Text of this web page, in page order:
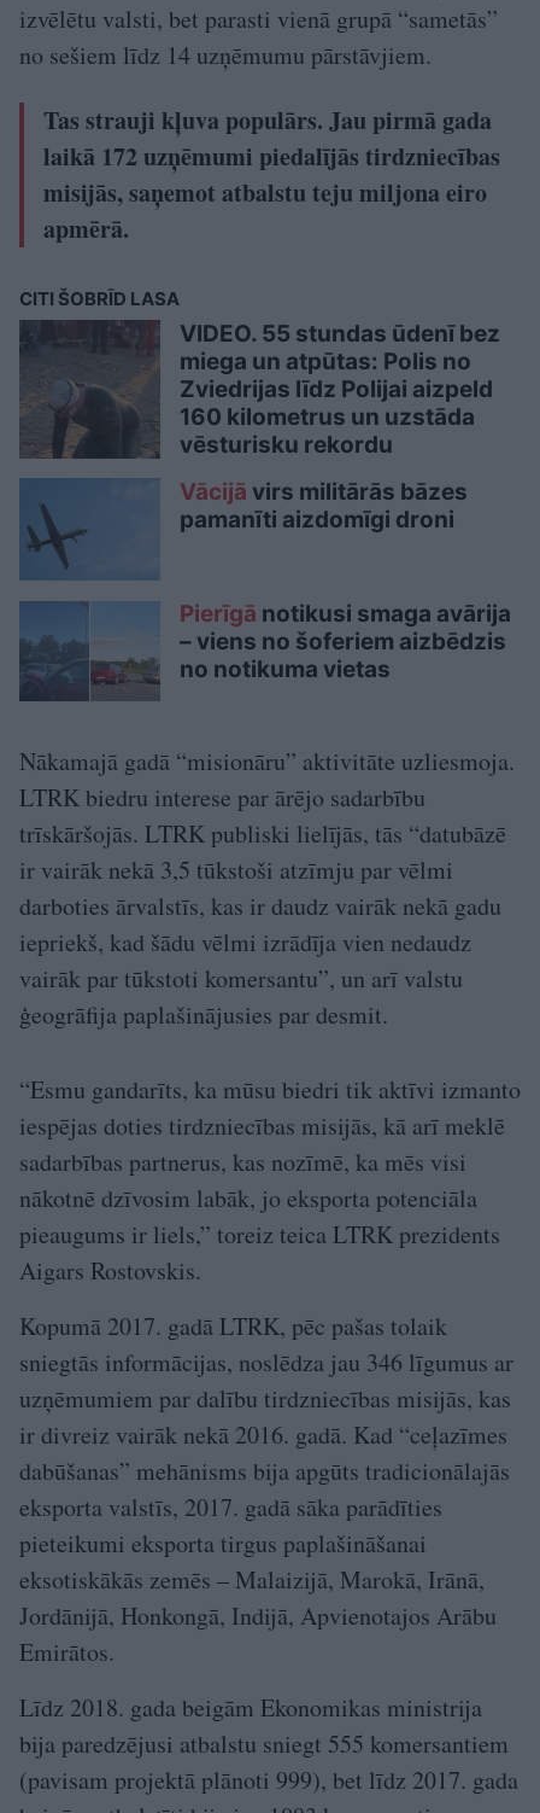
izvēlētu valsti, bet parasti vienā grupā “sametās”
no sešiem līdz 14 uzņēmumu pārstāvjiem.
Tas strauji kļuva populārs. Jau pirmā gada
laikā 172 uzņēmumi piedalījās tirdzniecības
misijās, saņemot atbalstu teju miljona eiro
apmērā.
CITI ŠOBRĪD LASA
VIDEO. 55 stundas ūdenī bez
miega un atpūtas: Polis no
Zviedrijas līdz Polijai aizpeld
160 kilometrus un uzstāda
vēsturisku rekordu
Vācijā virs militārās bāzes
pamanīti aizdomīgi droni
Pierīgā notikusi smaga avārija
– viens no šoferiem aizbēdzis
no notikuma vietas
Nākamajā gadā “misionāru” aktivitāte uzliesmoja.
LTRK biedru interese par ārējo sadarbību
trīskāršojās. LTRK publiski lielījās, tās “datubāzē
ir vairāk nekā 3,5 tūkstoši atzīmju par vēlmi
darboties ārvalstīs, kas ir daudz vairāk nekā gadu
iepriekš, kad šādu vēlmi izrādīja vien nedaudz
vairāk par tūkstoti komersantu”, un arī valstu
ģeogrāfija paplašinājusies par desmit.
“Esmu gandarīts, ka mūsu biedri tik aktīvi izmanto
iespējas doties tirdzniecības misijās, kā arī meklē
sadarbības partnerus, kas nozīmē, ka mēs visi
nākotnē dzīvosim labāk, jo eksporta potenciāla
pieaugums ir liels,” toreiz teica LTRK prezidents
Aigars Rostovskis.
Kopumā 2017. gadā LTRK, pēc pašas tolaik
sniegtās informācijas, noslēdza jau 346 līgumus ar
uzņēmumiem par dalību tirdzniecības misijās, kas
ir divreiz vairāk nekā 2016. gadā. Kad “ceļazīmes
dabūšanas” mehānisms bija apgūts tradicionālajās
eksporta valstīs, 2017. gadā sāka parādīties
pieteikumi eksporta tirgus paplašināšanai
eksotiskākās zemēs – Malaizijā, Marokā, Irānā,
Jordānijā, Honkongā, Indijā, Apvienotajos Arābu
Emirātos.
Līdz 2018. gada beigām Ekonomikas ministrija
bija paredzējusi atbalstu sniegt 555 komersantiem
(pavisam projektā plānoti 999), bet līdz 2017. gada